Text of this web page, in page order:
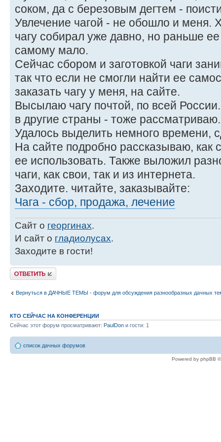
соком, да с березовым дегтем -
Увлечение чагой - не обошло и меня.
чагу собирал уже давно, но раньше
самому мало.
Сейчас сбором и заготовкой чаги
так что если не смогли найти ее
заказать чагу у меня, на сайте.
Высылаю чагу почтой, по всей
в другие страны - тоже рассматриваю.
Удалось выделить немного времени,
На сайте подробно рассказываю, как
ее использовать. Также выложил
чаги, как свои, так и из интернета.
Заходите. читайте, заказывайте:
Чага - сбор, продажа, лечение
Сайт о георгинах.
И сайт о гладиолусах.
Заходите в гости!
Ответить
Вернуться в ДАЧНЫЕ ТЕМЫ - форум для обсуждения разнообразных дачных
КТО СЕЙЧАС НА КОНФЕРЕНЦИИ
Сейчас этот форум просматривают: PaulDon и гости: 1
список дачных форумов
Powered by phpBB